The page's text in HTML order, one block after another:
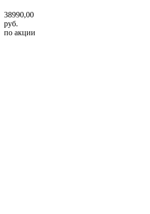
38990,00
руб.
по акции